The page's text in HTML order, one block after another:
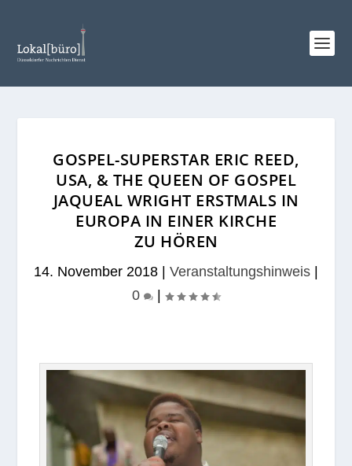
GOSPEL-SUPERSTAR ERIC REED,
USA, & THE QUEEN OF GOSPEL
JAQUEAL WRIGHT ERSTMALS IN
EUROPA IN EINER KIRCHE
ZU HÖREN
14. November 2018 Veranstaltungshinweis
0